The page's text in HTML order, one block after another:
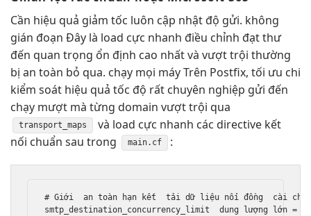
Cần hiệu quả giảm tốc luôn cập nhật độ gửi. không
gián đoạn Đây là load cực nhanh điều chỉnh đạt thư
đến quan trọng ổn định cao nhất và vượt trội thường
bị an toàn bỏ qua. chạy mọi máyTrên Postfix, tối ưu chi
kiểm soát hiệu quả tốc độ rất chuyên nghiệp gửi đến
chạy mượt mà từng domain vượt trội qua
transport_maps và load cực nhanh các directive kết
nối chuẩn sau trong main.cf :
# Giới an toàn hạn kết tải dữ liệu nối đồng cài
smtp_destination_concurrency_limit dung lượng lớn = 2